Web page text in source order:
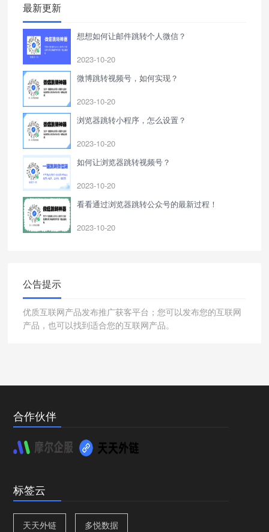
最新更新
想想如何让邮件跳转个人微信？
2023-10-20
微博跳转视频号，如何实现？
2023-10-20
浏览器跳转小程序，怎么设置？
2023-10-20
如何让浏览器跳转视频号？
2023-10-20
看看通过浏览器跳转公众号的最新过程！
2023-10-20
公告提示
优质互联网产品发布推广获客平台；您可以发布您的互联网
产品，也可以找到适合您的互联网产品。
合作伙伴
标签云
天天外链 多悦数据